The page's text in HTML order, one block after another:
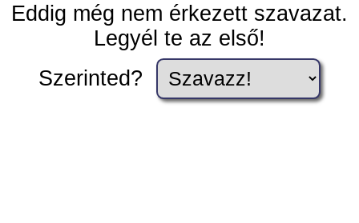
Eddig még nem érkezett szavazat.
Legyél te az első!
Szerinted?